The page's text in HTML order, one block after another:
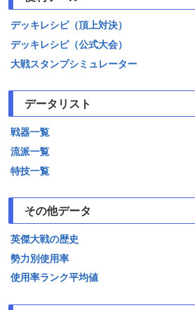
デッキレシピ（頂上対決）
デッキレシピ（公式大会）
大戦スタンプシミュレーター
データリスト
戦器一覧
流派一覧
特技一覧
その他データ
英傑大戦の歴史
勢力別使用率
使用率ランク平均値